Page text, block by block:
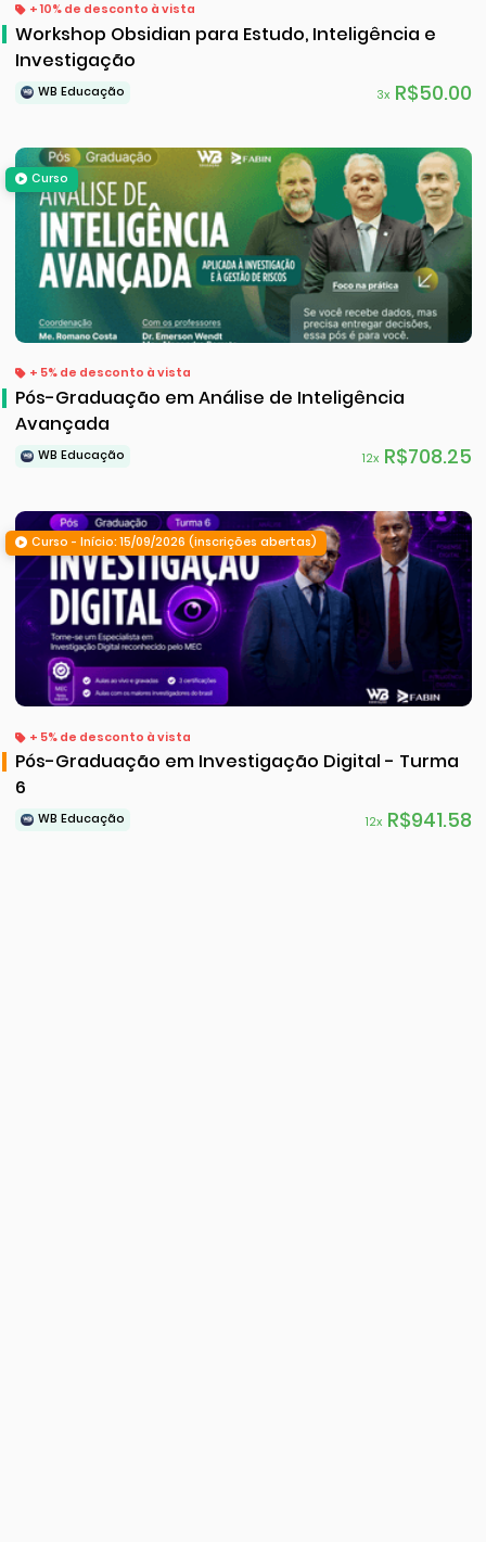
+ 10% de desconto à vista
Workshop Obsidian para Estudo, Inteligência e
Investigação
WB Educação 3x R$50.00
+ 5% de desconto à vista
Pós-Graduação em Análise de Inteligência
Avançada
WB Educação 12x R$708.25
Curso
+ 5% de desconto à vista
Pós-Graduação em Investigação Digital - Turma
6
WB Educação 12x R$941.58
Curso - Início: 15/09/2026 (inscrições abertas)